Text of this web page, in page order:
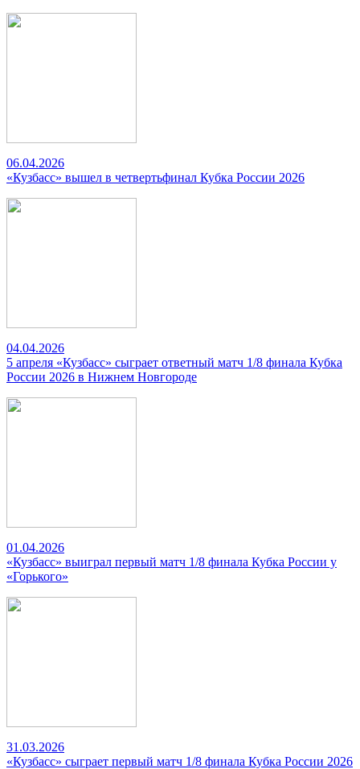
06.04.2026
«Кузбасс» вышел в четвертьфинал Кубка России 2026
04.04.2026
5 апреля «Кузбасс» сыграет ответный матч 1/8 финала Кубка
России 2026 в Нижнем Новгороде
01.04.2026
«Кузбасс» выиграл первый матч 1/8 финала Кубка России у
«Горького»
31.03.2026
«Кузбасс» сыграет первый матч 1/8 финала Кубка России 2026